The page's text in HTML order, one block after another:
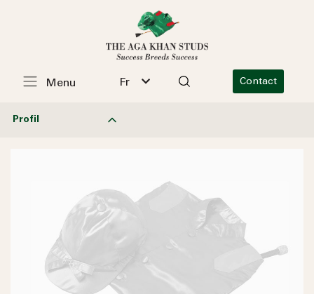
Fr Contact
Menu
Profil